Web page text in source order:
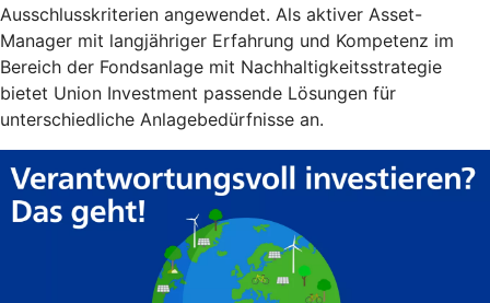
Ausschlusskriterien angewendet. Als aktiver Asset-
Manager mit langjähriger Erfahrung und Kompetenz im
Bereich der Fondsanlage mit Nachhaltigkeitsstrategie
bietet Union Investment passende Lösungen für
unterschiedliche Anlagebedürfnisse an.